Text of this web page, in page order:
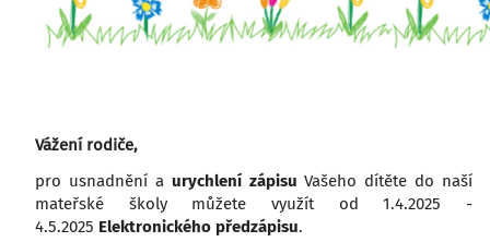
Vážení rodiče,
pro usnadnění a urychlení zápisu Vašeho dítěte do naší
mateřské školy můžete využít od 1.4.2025 -
4.5.2025 Elektronického předzápisu.